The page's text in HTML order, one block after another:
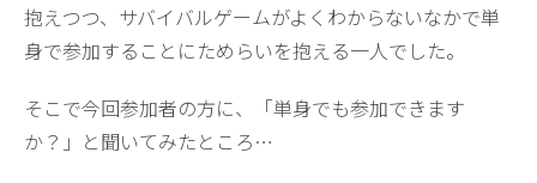
抱えつつ、サバイバルゲームがよくわからないなかで単
身で参加することにためらいを抱える一人でした。
そこで今回参加者の方に、「単身でも参加できます
か？」と聞いてみたところ…